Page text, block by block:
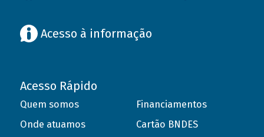
Acesso à informação
Acesso Rápido
Quem somos
Onde atuamos
Financiamentos
Cartão BNDES